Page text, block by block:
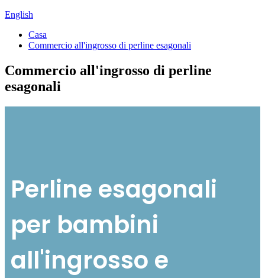
English
Casa
Commercio all'ingrosso di perline esagonali
Commercio all'ingrosso di perline
esagonali
Perline esagonali
per bambini
all'ingrosso e